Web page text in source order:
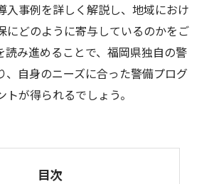
入事例を詳しく解説し、地域におけ
にどのように寄与しているのかをご
読み進めることで、福岡県独自の警
、自身のニーズに合った警備プログ
が得られるでしょう。
目次